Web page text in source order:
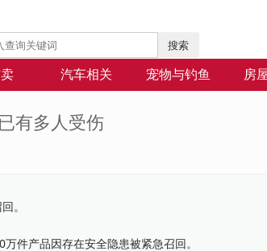
搜索
汽车相关 宠物与钓鱼 房
有多人受伤
。
件产品因存在安全隐患被紧急召回。